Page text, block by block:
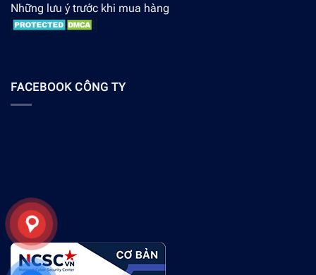
Những lưu ý trước khi mua hàng
FACEBOOK CÔNG TY